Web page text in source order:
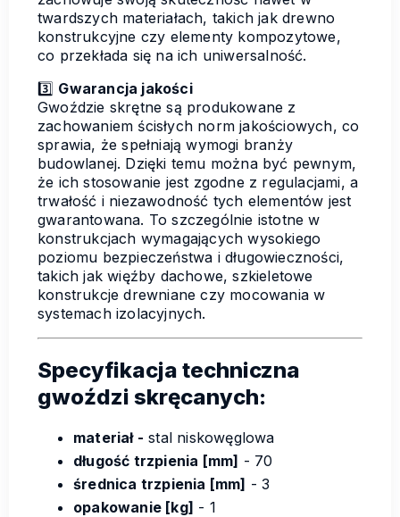
twardszych materiałach, takich jak drewno
konstrukcyjne czy elementy kompozytowe,
co przekłada się na ich uniwersalność.
3️⃣ Gwarancja jakości
Gwoździe skrętne są produkowane z
zachowaniem ścisłych norm jakościowych, co
sprawia, że spełniają wymogi branży
budowlanej. Dzięki temu można być pewnym,
że ich stosowanie jest zgodne z regulacjami, a
trwałość i niezawodność tych elementów jest
gwarantowana. To szczególnie istotne w
konstrukcjach wymagających wysokiego
poziomu bezpieczeństwa i długowieczności,
takich jak więźby dachowe, szkieletowe
konstrukcje drewniane czy mocowania w
systemach izolacyjnych.
Specyfikacja techniczna
gwoździ skręcanych:
materiał - stal niskowęglowa
długość trzpienia [mm] - 70
średnica trzpienia [mm] - 3
opakowanie [kg] - 1